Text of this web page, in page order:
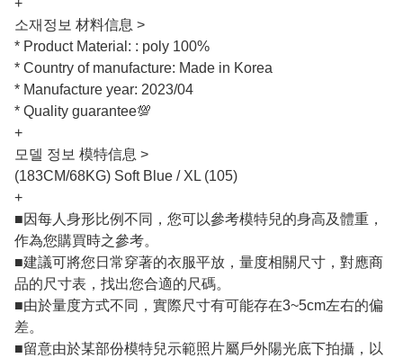
+
소재정보 材料信息 >
* Product Material: : poly 100%
* Country of manufacture: Made in Korea
* Manufacture year: 2023/04
* Quality guarantee💯
+
모델 정보 模特信息 >
(183CM/68KG) Soft Blue / XL (105)
+
■因每人身形比例不同，您可以參考模特兒的身高及體重，
作為您購買時之參考。
■建議可將您日常穿著的衣服平放，量度相關尺寸，對應商
品的尺寸表，找出您合適的尺碼。
■由於量度方式不同，實際尺寸有可能存在3~5cm左右的偏
差。
■留意由於某部份模特兒示範照片屬戶外陽光底下拍攝，以